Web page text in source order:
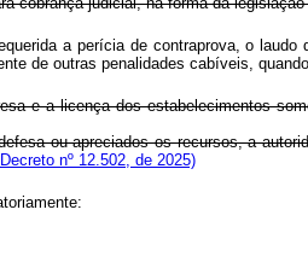
a perícia de contraprova, o
de outras penalidades cabíveis,
e a licença dos estabelecimentos
ou apreciados os recursos, a
nº 12.502, de 2025)